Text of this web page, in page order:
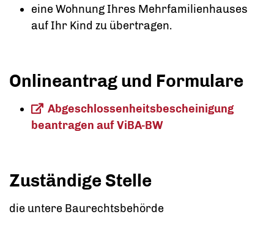
eine Wohnung Ihres Mehrfamilienhauses
auf Ihr Kind zu übertragen.
Onlineantrag und Formulare
Abgeschlossenheitsbescheinigung
beantragen auf ViBA-BW
Zuständige Stelle
die untere Baurechtsbehörde